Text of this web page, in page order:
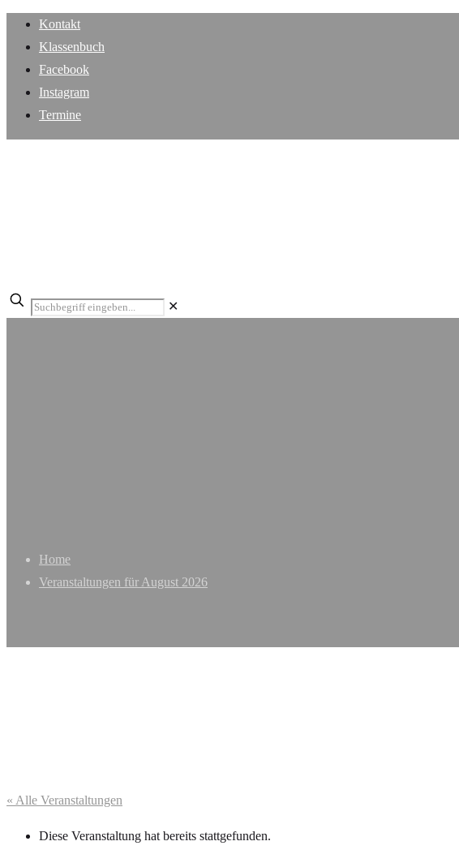
Kontakt
Klassenbuch
Facebook
Instagram
Termine
✕
Home
Veranstaltungen für August 2026
« Alle Veranstaltungen
Diese Veranstaltung hat bereits stattgefunden.